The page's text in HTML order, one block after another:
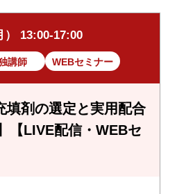
） 13:00-17:00
講師 WEBセミナー
填剤の選定と実用配合
【LIVE配信・WEBセ